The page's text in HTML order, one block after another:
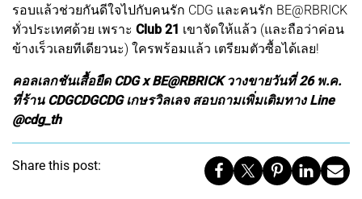
รอบแล้วช่วยกันดีใจไปกับคนรัก CDG และคนรัก BE@RBRICK
ทั่วประเทศด้วย เพราะ Club 21 เขาจัดให้แล้ว (และถือว่าค่อน
ข้างเร็วเลยทีเดียวนะ) ใครพร้อมแล้ว เตรียมตัวซื้อได้เลย!
คอลเลกชันเสื้อยืด CDG x BE@RBRICK วางขายวันที่ 26 พ.ค.
ที่ร้าน CDGCDGCDG เกษรวิลเลจ สอบถามเพิ่มเติมทาง Line
@cdg_th
Share this post: